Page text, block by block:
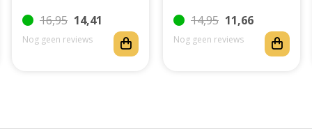
16,95 14,41
Nog geen reviews
14,95 11,66
Nog geen reviews